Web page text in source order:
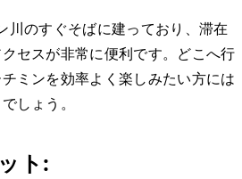
のすぐそばに建っており、滞在
セスが非常に便利です。どこへ行
ミンを効率よく楽しみたい方には
しょう。
ト: